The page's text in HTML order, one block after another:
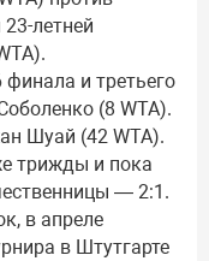
летней
и третьего
(8 WTA).
Шуай (42 WTA).
трижды и пока
— 2:1.
в апреле
в Штутгарте